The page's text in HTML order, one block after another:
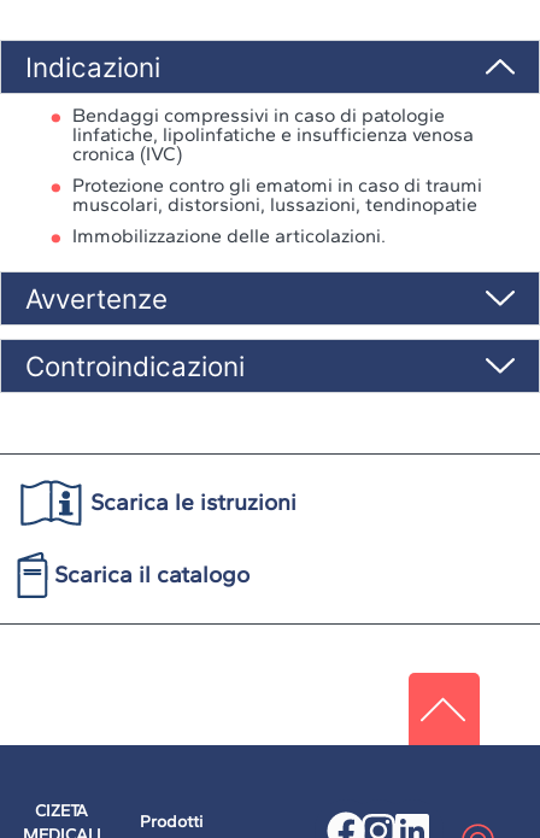
Indicazioni
Bendaggi compressivi in caso di patologie
linfatiche, lipolinfatiche e insufficienza venosa
cronica (IVC)
Protezione contro gli ematomi in caso di traumi
muscolari, distorsioni, lussazioni, tendinopatie
Immobilizzazione delle articolazioni.
Avvertenze
Controindicazioni
Scarica le istruzioni
Scarica il catalogo
CIZETA
Prodotti